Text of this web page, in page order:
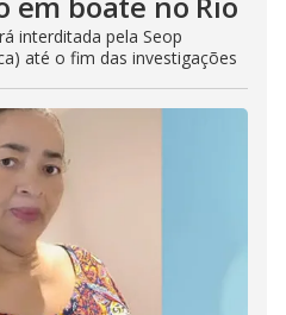
interditada pela Seop
até o fim das investigações